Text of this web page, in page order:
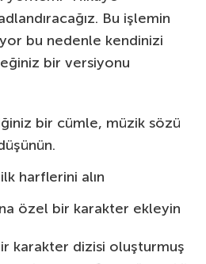
Bu işlemin
bu nedenle kendinizi
bir versiyonu
bir cümle, müzik sözü
harflerini alın
özel bir karakter ekleyin
karakter dizisi oluşturmuş